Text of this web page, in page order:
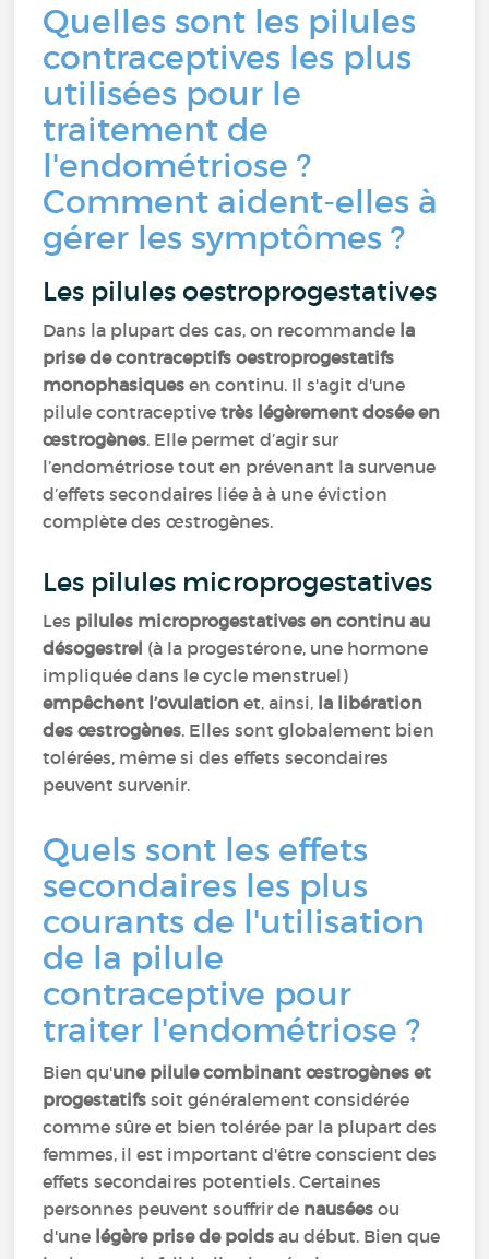
Quelles sont les pilules
contraceptives les plus
utilisées pour le
traitement de
l'endométriose ?
Comment aident-elles à
gérer les symptômes ?
Les pilules oestroprogestatives
Dans la plupart des cas, on recommande la
prise de contraceptifs oestroprogestatifs
monophasiques en continu. Il s'agit d'une
pilule contraceptive très légèrement dosée en
œstrogènes. Elle permet d’agir sur
l’endométriose tout en prévenant la survenue
d’effets secondaires liée à à une éviction
complète des œstrogènes.
Les pilules microprogestatives
Les pilules microprogestatives en continu au
désogestrel (à la progestérone, une hormone
impliquée dans le cycle menstruel)
empêchent l’ovulation et, ainsi, la libération
des œstrogènes. Elles sont globalement bien
tolérées, même si des effets secondaires
peuvent survenir.
Quels sont les effets
secondaires les plus
courants de l'utilisation
de la pilule
contraceptive pour
traiter l'endométriose ?
Bien qu'une pilule combinant œstrogènes et
progestatifs soit généralement considérée
comme sûre et bien tolérée par la plupart des
femmes, il est important d'être conscient des
effets secondaires potentiels. Certaines
personnes peuvent souffrir de nauséesou
d'une légère prise de poids au début. Bien que